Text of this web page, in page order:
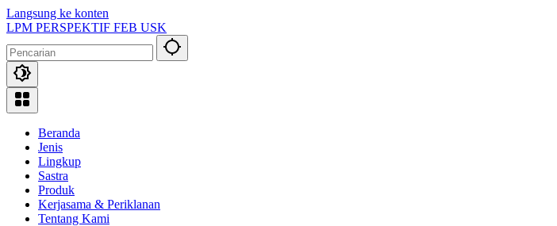
Langsung ke konten
LPM PERSPEKTIF FEB USK
Beranda
Jenis
Lingkup
Sastra
Produk
Kerjasama & Periklanan
Tentang Kami